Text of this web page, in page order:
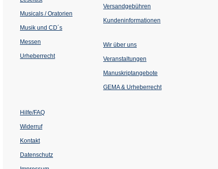
Musicals / Oratorien
Musik und CD´s
Messen
Urheberrecht
Versandgebühren
Kundeninformationen
Wir über uns
Veranstaltungen
einem
Tab)
Manuskriptangebote
GEMA & Urheberrecht
Hilfe/FAQ
Widerruf
Kontakt
Datenschutz